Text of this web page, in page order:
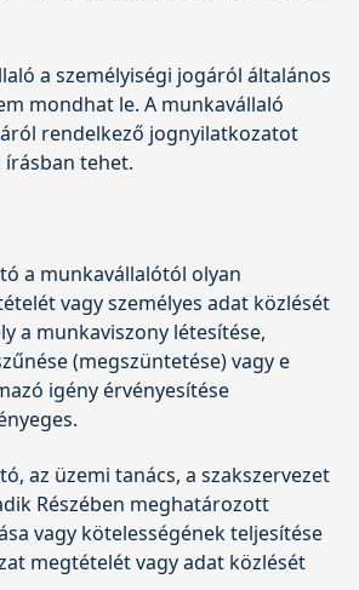
a személyiségi jogáról általános
mondhat le. A munkavállaló
rendelkező jognyilatkozatot
írásban tehet.
a munkavállalótól olyan
vagy személyes adat közlését
a munkaviszony létesítése,
(megszüntetése) vagy e
igény érvényesítése
az üzemi tanács, a szakszervezet
Részében meghatározott
vagy kötelességének teljesítése
megtételét vagy adat közlését